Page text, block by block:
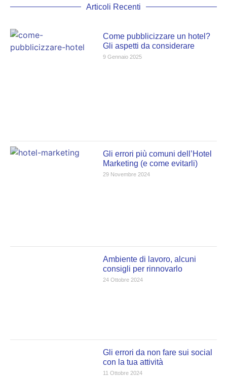
Articoli Recenti
Come pubblicizzare un hotel?
Gli aspetti da considerare
9 Gennaio 2025
Gli errori più comuni dell’Hotel
Marketing (e come evitarli)
29 Novembre 2024
Ambiente di lavoro, alcuni
consigli per rinnovarlo
24 Ottobre 2024
Gli errori da non fare sui social
con la tua attività
11 Ottobre 2024